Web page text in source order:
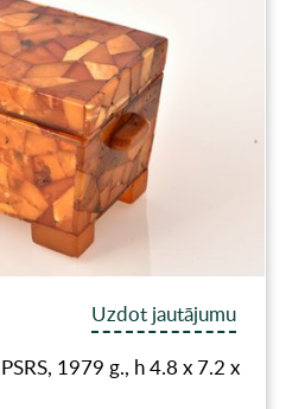
Uzdot jautājumu
1979 g., h 4.8 x 7.2 x